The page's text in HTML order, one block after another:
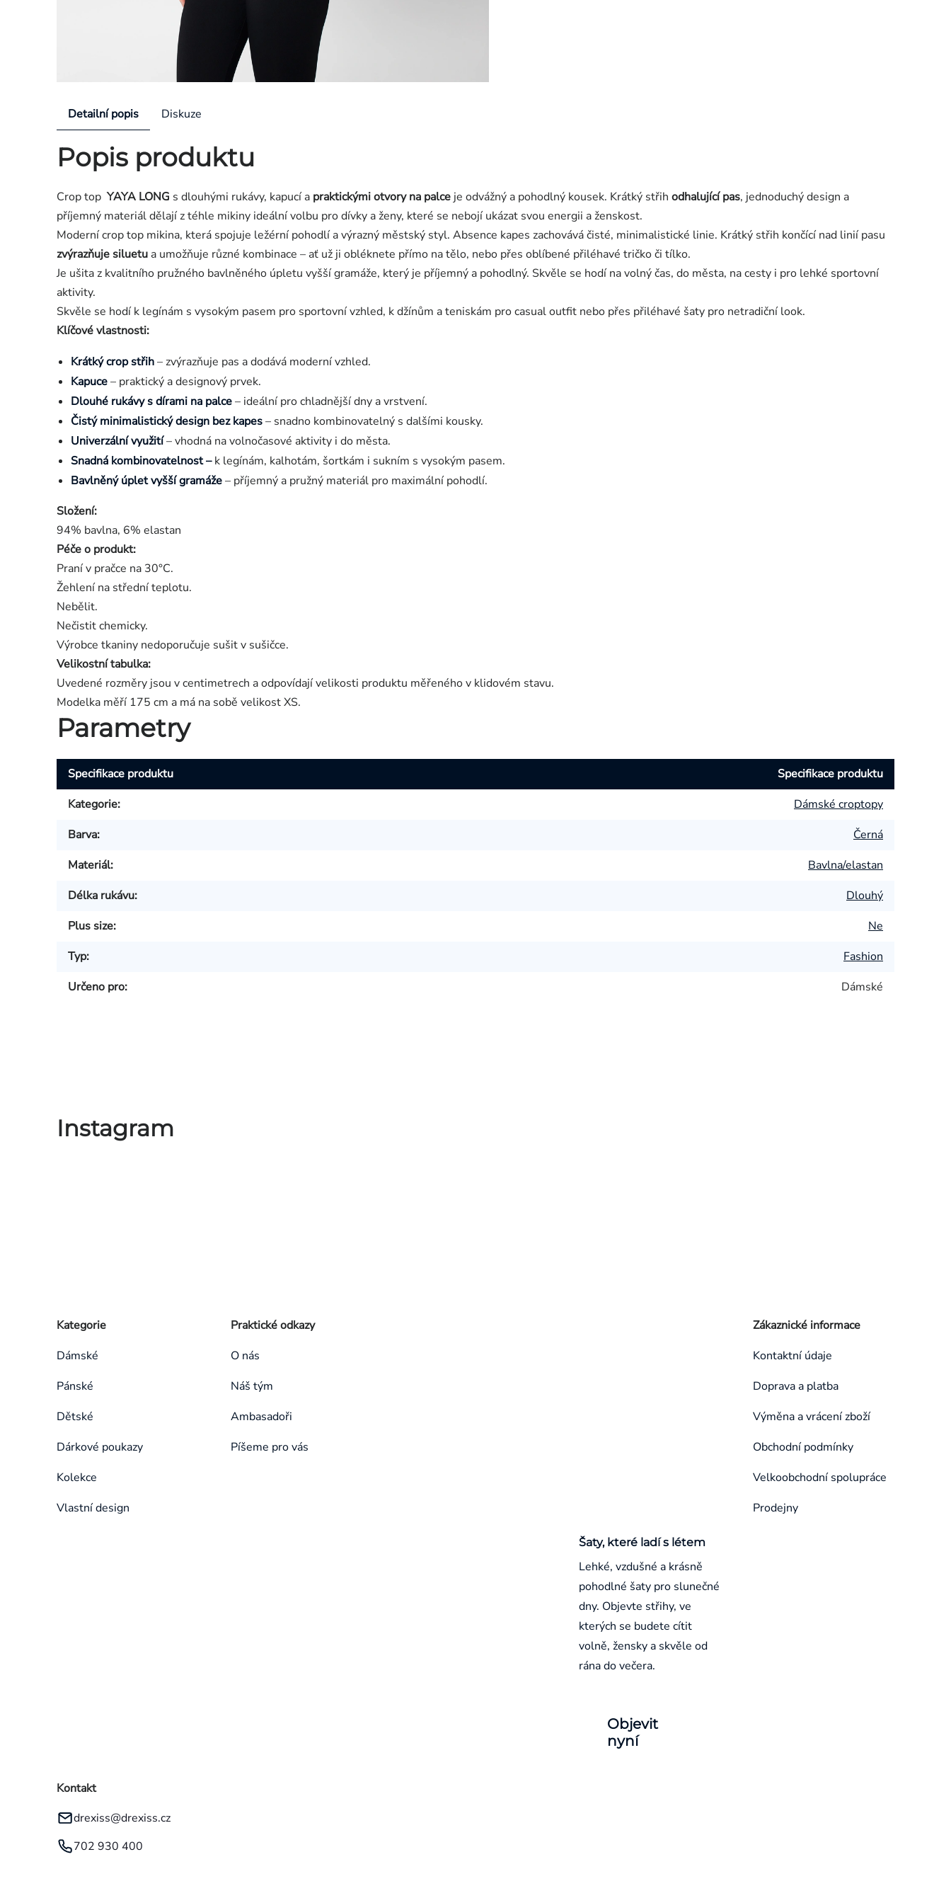
Detailní popis Diskuze
Popis produktu
Crop topYAYA LONG s dlouhými rukávy, kapucí a praktickými otvory na palce je odvážný a pohodlný kousek. Krátký střih odhalující pas, jednoduchý design a
příjemný materiál dělají z téhle mikiny ideální volbu pro dívky a ženy, které se nebojí ukázat svou energii a ženskost.
Moderní crop top mikina, která spojuje ležérní pohodlí a výrazný městský styl. Absence kapes zachovává čisté, minimalistické linie. Krátký střih končící nad linií pasu
zvýrazňuje siluetu a umožňuje různé kombinace – ať už ji obléknete přímo na tělo, nebo přes oblíbené přiléhavé tričko či tílko.
Je ušita z kvalitního pružného bavlněného úpletu vyšší gramáže, který je příjemný a pohodlný. Skvěle se hodí na volný čas, do města, na cesty i pro lehké sportovní
aktivity.
Skvěle se hodí k legínám s vysokým pasem pro sportovní vzhled, k džínům a teniskám pro casual outfit nebo přes přiléhavé šaty pro netradiční look.
Klíčové vlastnosti:
Krátký crop střih– zvýrazňuje pas a dodává moderní vzhled.
Kapuce– praktický a designový prvek.
Dlouhé rukávy s dírami na palce– ideální pro chladnější dny a vrstvení.
Čistý minimalistický design bez kapes– snadno kombinovatelný s dalšími kousky.
Univerzální využití– vhodná na volnočasové aktivity i do města.
Snadná kombinovatelnost –k legínám, kalhotám, šortkám i sukním s vysokým pasem.
Bavlněný úplet vyšší gramáže– příjemný a pružný materiál pro maximální pohodlí.
Složení:
94% bavlna, 6% elastan
Péče o produkt:
Praní v pračce na 30°C.
Žehlení na střední teplotu.
Nebělit.
Nečistit chemicky.
Výrobce tkaniny nedoporučuje sušit v sušičce.
Velikostní tabulka:
Uvedené rozměry jsou v centimetrech a odpovídají velikosti produktu měřeného v klidovém stavu.
Modelka měří 175 cm a má na sobě velikost XS.
Parametry
Specifikace produktu
Specifikace produktu
Kategorie:
Dámské croptopy
Barva:
Černá
Materiál:
Bavlna/elastan
Délka rukávu:
Dlouhý
Plus size:
Ne
Typ:
Fashion
Určeno pro: Dámské
Instagram
kategorie
Kategorie
Dámské
Pánské
Dětské
Dárkové poukazy
Kolekce
Vlastní design
Praktické odkazy
O nás
Náš tým
Ambasadoři
Píšeme pro vás
Šaty, které ladí s létem
Lehké, vzdušné a krásně
pohodlné šaty pro slunečné
dny. Objevte střihy, ve
kterých se budete cítit
volně, žensky a skvěle od
rána do večera.
Objevit
nyní
Zákaznické informace
Kontaktní údaje
Doprava a platba
Výměna a vrácení zboží
Obchodní podmínky
Velkoobchodní spolupráce
Prodejny
Kontakt
drexiss@drexiss.cz
702 930 400